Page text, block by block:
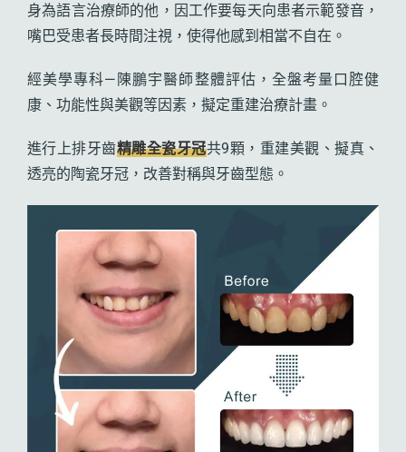
身為語言治療師的他，因工作要每天向患者示範發音，
嘴巴受患者長時間注視，使得他感到相當不自在。
經美學專科—陳鵬宇醫師整體評估，全盤考量口腔健
康、功能性與美觀等因素，擬定重建治療計畫。
進行上排牙齒精雕全瓷牙冠共9顆，重建美觀、擬真、
透亮的陶瓷牙冠，改善對稱與牙齒型態。